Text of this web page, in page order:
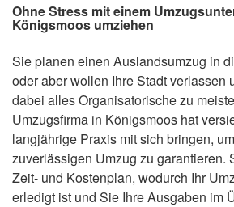
Ohne Stress mit einem
Königsmoos umziehen
Sie planen einen Auslandsumzug in
oder aber wollen Ihre Stadt verlassen
dabei alles Organisatorische zu
Umzugsfirma in Königsmoos hat
langjährige Praxis mit sich bringen,
zuverlässigen Umzug zu garantieren.
Zeit- und Kostenplan, wodurch Ihr
erledigt ist und Sie Ihre Ausgaben im